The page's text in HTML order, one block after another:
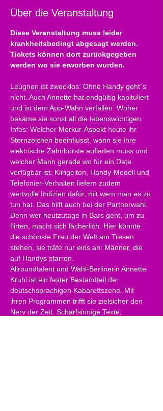
Über die Veranstaltung
Diese Veranstaltung muss leider
krankheitsbedingt abgesagt werden.
Tickets können dort zurückgegeben
werden wo sie erworben wurden.
Leugnen ist zwecklos: Ohne Handy geht´s
nicht. Auch Annette hat endgültig kapituliert
und ist dem App-Wahn verfallen. Woher
bekäme sie sonst all die lebenswichtigen
Infos: Welcher Merkur-Aspekt heute ihr
Sternzeichen beeinflusst, wann sie ihre
elektrische Zahnbürste aufladen muss und
welcher Mann gerade wo für ein Date
verfügbar ist. Klingelton, Handy-Modell und
Telefonier-Verhalten liefern zudem
wertvolle Indizien dafür, mit wem man es zu
tun hat. Das hilft auch bei der Partnerwahl.
Denn wer heutzutage in Bars geht, um zu
flirten, macht sich lächerlich. Hier könnte
die schönste Frau der Welt am Tresen
stehen, sie träfe nur eins an: Männer, die
auf Handys starren.
Allroundtalent und Wahl-Berlinerin Annette
Kruhl ist ein fester Bestandteil der
deutschsprachigen Kabarettszene. Mit
ihren Programmen trifft sie zielsicher den
Nerv der Zeit. Scharfsinnige Texte,